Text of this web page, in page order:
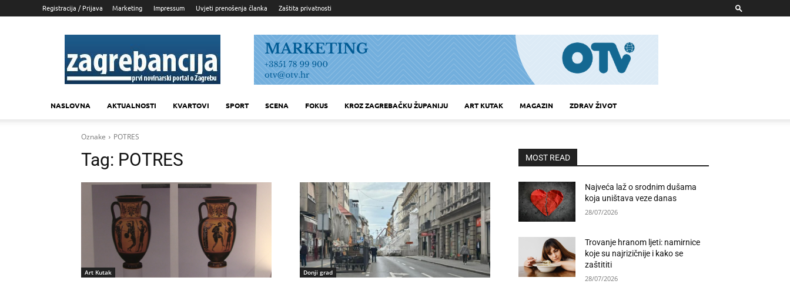
Registracija / Prijava Marketing Impressum Uvjeti prenošenja članka Zaštita privatnosti
Zagrebancija
NASLOVNA AKTUALNOSTI KVARTOVI SPORT SCENA FOKUS KROZ ZAGREBAČKU ŽUPANIJU ART KUTAK MAGAZIN ZDRAV ŽIVOT
Oznake POTRES
Tag: POTRES
Art Kutak Donji grad
MOST READ
Najveća laž o srodnim dušama
koja uništava veze danas
28/07/2026
Trovanje hranom ljeti: namirnice
koje su najrizičnije i kako se
zaštititi
28/07/2026